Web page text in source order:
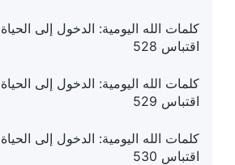
كلمات الله اليومية: الدخول إلى الحياة |
اقتباس 528
كلمات الله اليومية: الدخول إلى الحياة |
اقتباس 529
كلمات الله اليومية: الدخول إلى الحياة |
اقتباس 530